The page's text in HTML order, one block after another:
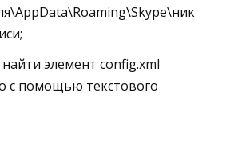
элемент config.xml
с помощью текстового